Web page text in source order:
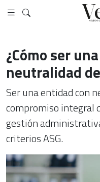
¿Cómo ser
neutralidad
Ser una entidad con
compromiso integral
gestión
criterios ASG.